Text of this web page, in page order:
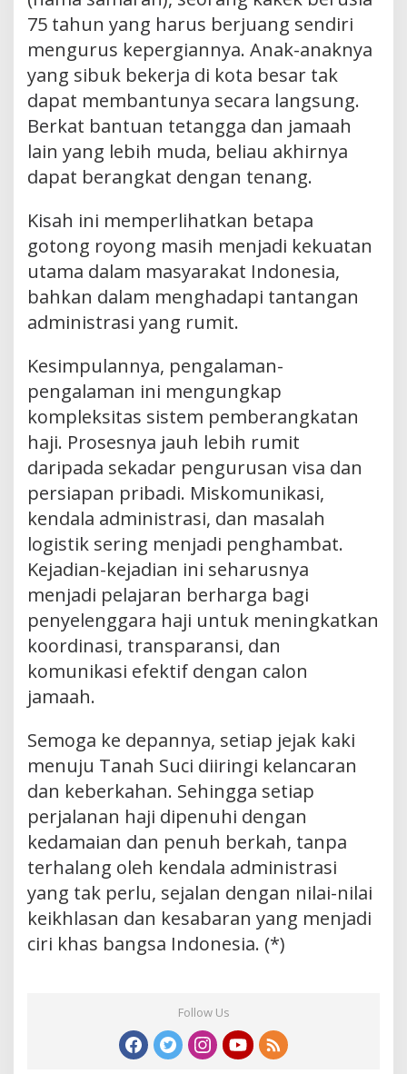
75 tahun yang harus berjuang sendiri
mengurus kepergiannya. Anak-anaknya
yang sibuk bekerja di kota besar tak
dapat membantunya secara langsung.
Berkat bantuan tetangga dan jamaah
lain yang lebih muda, beliau akhirnya
dapat berangkat dengan tenang.
Kisah ini memperlihatkan betapa
gotong royong masih menjadi kekuatan
utama dalam masyarakat Indonesia,
bahkan dalam menghadapi tantangan
administrasi yang rumit.
Kesimpulannya, pengalaman-
pengalaman ini mengungkap
kompleksitas sistem pemberangkatan
haji. Prosesnya jauh lebih rumit
daripada sekadar pengurusan visa dan
persiapan pribadi. Miskomunikasi,
kendala administrasi, dan masalah
logistik sering menjadi penghambat.
Kejadian-kejadian ini seharusnya
menjadi pelajaran berharga bagi
penyelenggara haji untuk meningkatkan
koordinasi, transparansi, dan
komunikasi efektif dengan calon
jamaah.
Semoga ke depannya, setiap jejak kaki
menuju Tanah Suci diiringi kelancaran
dan keberkahan. Sehingga setiap
perjalanan haji dipenuhi dengan
kedamaian dan penuh berkah, tanpa
terhalang oleh kendala administrasi
yang tak perlu, sejalan dengan nilai-nilai
keikhlasan dan kesabaran yang menjadi
ciri khas bangsa Indonesia. (*)
Follow Us